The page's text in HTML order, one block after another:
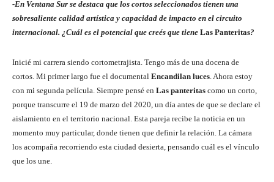
-En Ventana Sur se destaca que los cortos seleccionados tienen una
sobresaliente calidad artística y capacidad de impacto en el circuito
internacional. ¿Cuál es el potencial que creés que tiene Las Panteritas?
Inicié mi carrera siendo cortometrajista. Tengo más de una docena de
cortos. Mi primer largo fue el documental Encandilan luces . Ahora estoy
con mi segunda película. Siempre pensé en Las panteritas como un corto,
porque transcurre el 19 de marzo del 2020, un día antes de que se declare el
aislamiento en el territorio nacional. Esta pareja recibe la noticia en un
momento muy particular, donde tienen que definir la relación. La cámara
los acompaña recorriendo esta ciudad desierta, pensando cuál es el vínculo
que los une.